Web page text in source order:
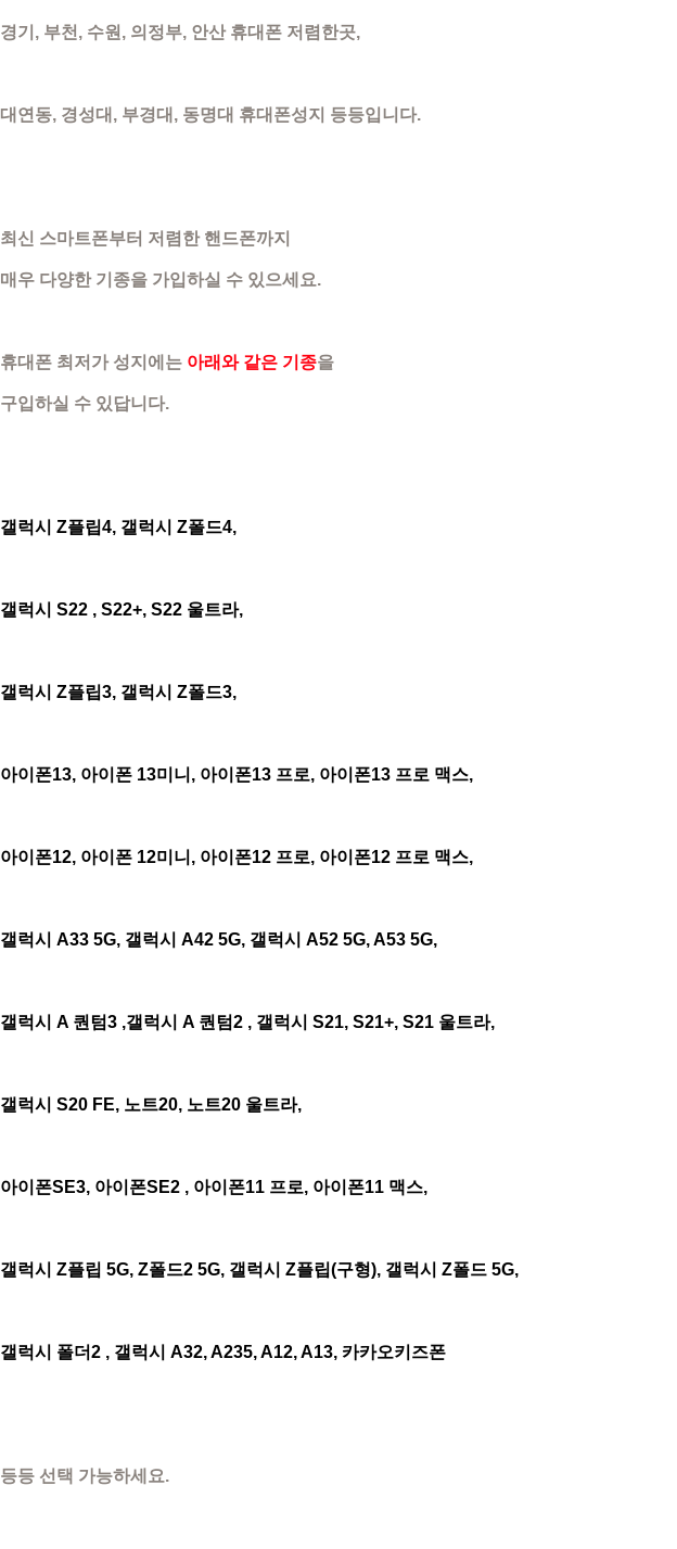
경기, 부천, 수원, 의정부, 안산 휴대폰 저렴한곳,
대연동, 경성대, 부경대, 동명대 휴대폰성지 등등입니다.
​최신 스마트폰부터 저렴한 핸드폰까지
매우 다양한 기종을 가입하실 수 있으세요.​
휴대폰 최저가 성지에는 아래와 같은 기종을
구입하실 수 있답니다.
갤럭시 Z플립4, 갤럭시 Z폴드4,
갤럭시 S22 , S22+, S22 울트라,
갤럭시 Z플립3, 갤럭시 Z폴드3,
아이폰13, 아이폰 13미니, 아이폰13 프로, 아이폰13 프로 맥스,
아이폰12, 아이폰 12미니, 아이폰12 프로, 아이폰12 프로 맥스,
갤럭시 A33 5G, 갤럭시 A42 5G, 갤럭시 A52 5G, A53 5G,
갤럭시 A 퀀텀3 ,갤럭시 A 퀀텀2 , 갤럭시 S21, S21+, S21 울트라,
갤럭시 S20 FE, 노트20, 노트20 울트라,
아이폰SE3, 아이폰SE2 , 아이폰11 프로, 아이폰11 맥스,
갤럭시 Z플립 5G, Z폴드2 5G, 갤럭시 Z플립(구형), 갤럭시 Z폴드 5G,
갤럭시 폴더2 , 갤럭시 A32, A235, A12, A13, 카카오키즈폰
등등 선택 가능하세요.